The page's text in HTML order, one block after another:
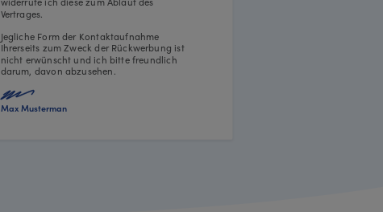
Vertrages.
Jegliche Form der Kontaktaufnahme
Ihrerseits zum Zweck der Rückwerbung ist
nicht erwünscht und ich bitte freundlich
darum, davon abzusehen.
Max Musterman